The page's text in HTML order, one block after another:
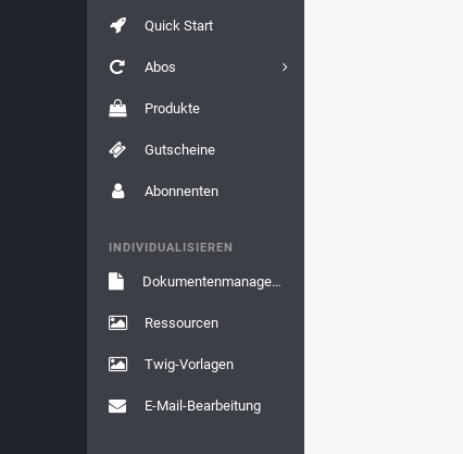
Quick Start
Abos
Produkte
Gutscheine
Abonnenten
INDIVIDUALISIEREN
Dokumentenmanagement
Ressourcen
Twig-Vorlagen
E-Mail-Bearbeitung